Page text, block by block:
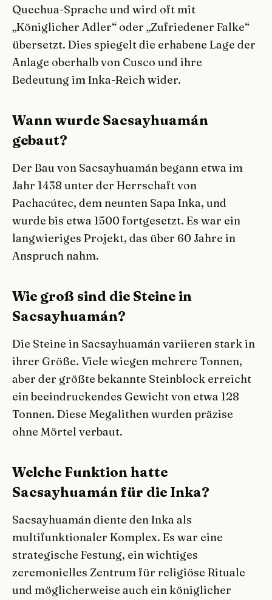
Quechua-Sprache und wird oft mit
„Königlicher Adler“ oder „Zufriedener Falke“
übersetzt. Dies spiegelt die erhabene Lage der
Anlage oberhalb von Cusco und ihre
Bedeutung im Inka-Reich wider.
Wann wurde Sacsayhuamán
gebaut?
Der Bau von Sacsayhuamán begann etwa im
Jahr 1438 unter der Herrschaft von
Pachacútec, dem neunten Sapa Inka, und
wurde bis etwa 1500 fortgesetzt. Es war ein
langwieriges Projekt, das über 60 Jahre in
Anspruch nahm.
Wie groß sind die Steine in
Sacsayhuamán?
Die Steine in Sacsayhuamán variieren stark in
ihrer Größe. Viele wiegen mehrere Tonnen,
aber der größte bekannte Steinblock erreicht
ein beeindruckendes Gewicht von etwa 128
Tonnen. Diese Megalithen wurden präzise
ohne Mörtel verbaut.
Welche Funktion hatte
Sacsayhuamán für die Inka?
Sacsayhuamán diente den Inka als
multifunktionaler Komplex. Es war eine
strategische Festung, ein wichtiges
zeremonielles Zentrum für religiöse Rituale
und möglicherweise auch ein königlicher